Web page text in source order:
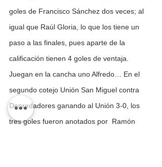
goles de Francisco Sánchez dos veces; al
igual que Raúl Gloria, lo que los tiene un
paso a las finales, pues aparte de la
calificación tienen 4 goles de ventaja.
Juegan en la cancha uno Alfredo… En el
segundo cotejo Unión San Miguel contra
Depredadores ganando al Unión 3-0, los
tres goles fueron anotados por  Ramón